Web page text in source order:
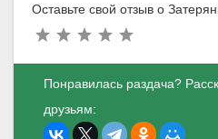
Оставьте свой отзыв о
Понравилась раздача?
друзьям: